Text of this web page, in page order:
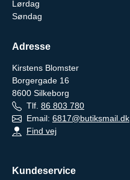
Lørdag
Søndag
Adresse
Kirstens Blomster
Borgergade 16
8600 Silkeborg
Tlf. 86 803 780
Email: 6817@butiksmail.dk
Find vej
Kundeservice